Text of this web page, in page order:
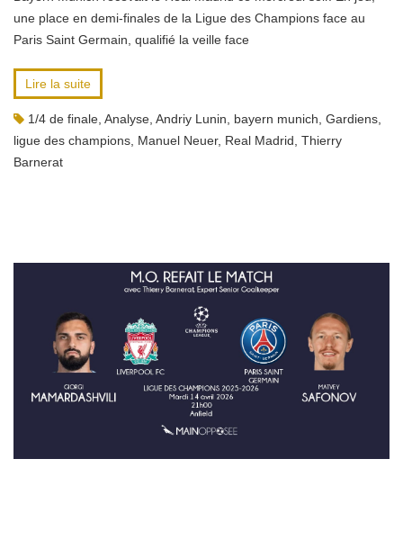
une place en demi-finales de la Ligue des Champions face au
Paris Saint Germain, qualifié la veille face
Lire la suite
1/4 de finale Analyse Andriy Lunin bayern munich Gardiens
ligue des champions Manuel Neuer, Real Madrid Thierry
Barnerat